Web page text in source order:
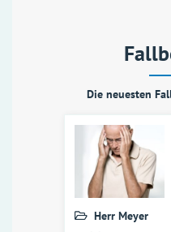
Die neuesten
Herr Meyer